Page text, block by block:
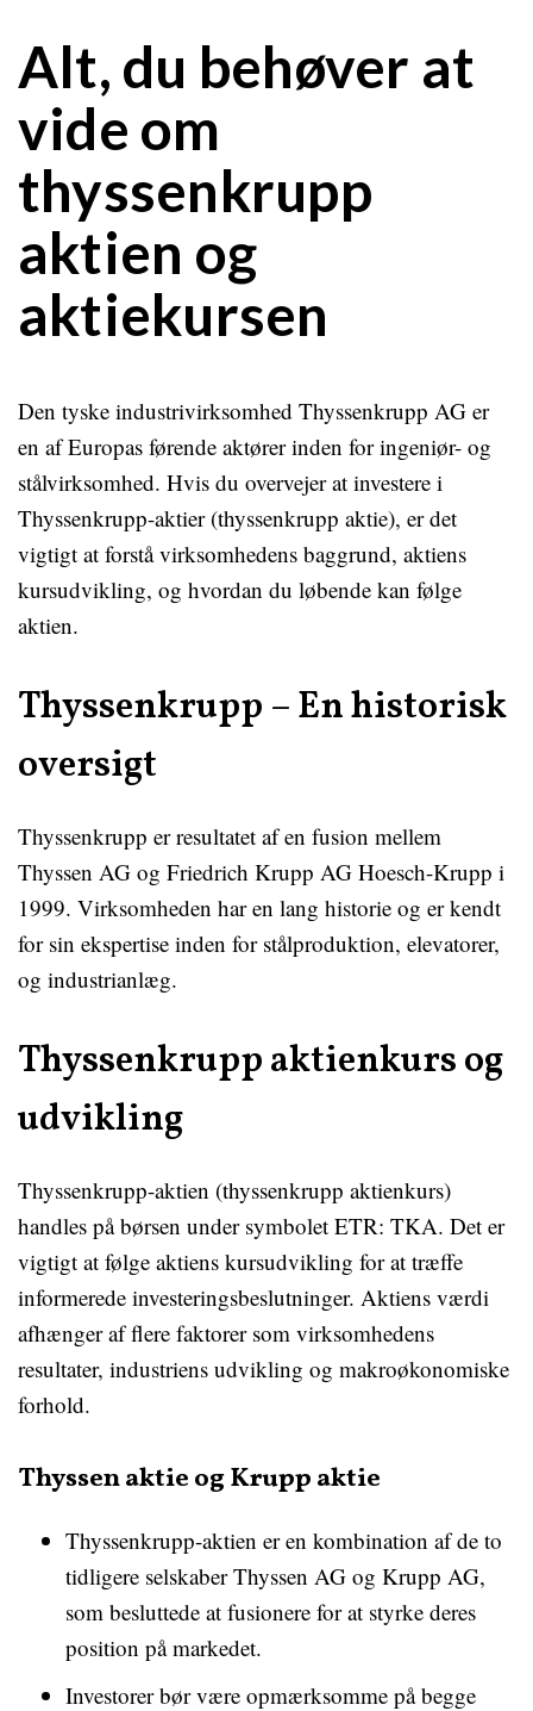
Alt, du behøver at
vide om
thyssenkrupp
aktien og
aktiekursen
Den tyske industrivirksomhed Thyssenkrupp AG er
en af Europas førende aktører inden for ingeniør- og
stålvirksomhed. Hvis du overvejer at investere i
Thyssenkrupp-aktier (thyssenkrupp aktie), er det
vigtigt at forstå virksomhedens baggrund, aktiens
kursudvikling, og hvordan du løbende kan følge
aktien.
Thyssenkrupp – En historisk
oversigt
Thyssenkrupp er resultatet af en fusion mellem
Thyssen AG og Friedrich Krupp AG Hoesch-Krupp i
1999. Virksomheden har en lang historie og er kendt
for sin ekspertise inden for stålproduktion, elevatorer,
og industrianlæg.
Thyssenkrupp aktienkurs og
udvikling
Thyssenkrupp-aktien (thyssenkrupp aktienkurs)
handles på børsen under symbolet ETR: TKA. Det er
vigtigt at følge aktiens kursudvikling for at træffe
informerede investeringsbeslutninger. Aktiens værdi
afhænger af flere faktorer som virksomhedens
resultater, industriens udvikling og makroøkonomiske
forhold.
Thyssen aktie og Krupp aktie
Thyssenkrupp-aktien er en kombination af de to
tidligere selskaber Thyssen AG og Krupp AG,
som besluttede at fusionere for at styrke deres
position på markedet.
Investorer bør være opmærksomme på begge